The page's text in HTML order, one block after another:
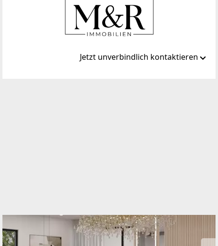
Jetzt unverbindlich kontaktieren